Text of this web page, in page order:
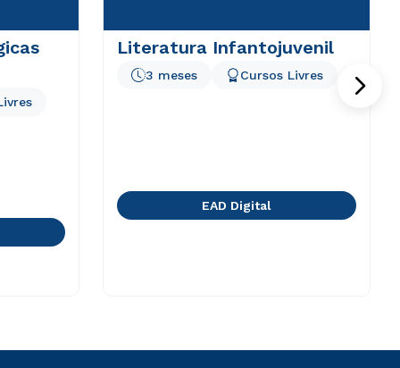
Literatura Infantojuvenil
3 meses Cursos Livres
EAD Digital